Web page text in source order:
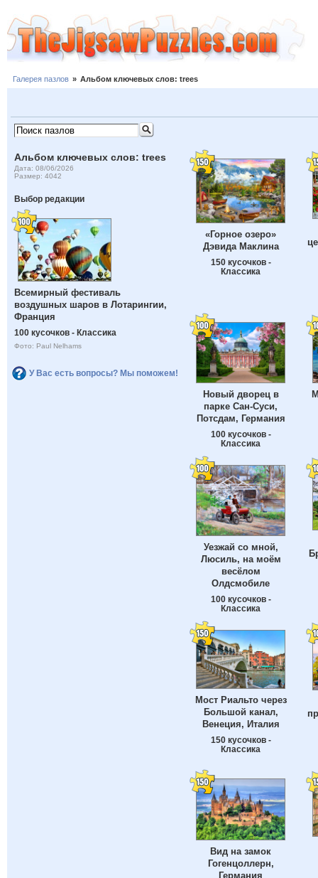
Галерея пазлов » Альбом ключевых слов: trees
Альбом ключевых слов: trees
Дата: 08/06/2026
Размер: 4042
Выбор редакции
Всемирный фестиваль
воздушных шаров в Лотарингии,
Франция
100 кусочков - Классика
Фото: Paul Nelhams
У Вас есть вопросы? Мы поможем!
«Горное озеро»
Дэвида Маклина
150 кусочков -
Классика
Новый дворец в
парке Сан-Суси,
Потсдам, Германия
100 кусочков -
Классика
Уезжай со мной,
Люсиль, на моём
весёлом
Олдсмобиле
100 кусочков -
Классика
Мост Риальто через
Большой канал,
Венеция, Италия
150 кусочков -
Классика
Вид на замок
Гогенцоллерн,
Германия